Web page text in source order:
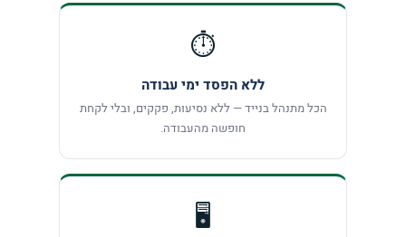
⏱️
ללא הפסד ימי עבודה
הכל מתנהל בנייד — ללא נסיעות, פקקים, ובלי לקחת
חופשה מהעבודה.
🖥️